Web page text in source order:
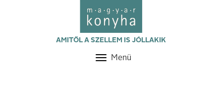
AMITŐL A SZELLEM IS JÓLLAKIK
Toggle
Menü